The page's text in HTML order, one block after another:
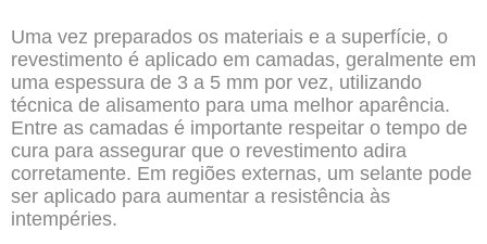
Uma vez preparados os materiais e a superfície, o
revestimento é aplicado em camadas, geralmente em
uma espessura de 3 a 5 mm por vez, utilizando
técnica de alisamento para uma melhor aparência.
Entre as camadas é importante respeitar o tempo de
cura para assegurar que o revestimento adira
corretamente. Em regiões externas, um selante pode
ser aplicado para aumentar a resistência às
intempéries.